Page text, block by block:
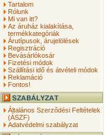
Tartalom
Rólunk
Mi van itt?
Az áruház kialakítása,
termékkategóriák
Árutípusok, árujelölések
Regisztráció
Bevásárlókosár
Fizetési módok
Szállítási idő és átvételi módok
Reklamáció
Fontos!
Általános Szerződési Feltételek
(ÁSZF)
Adatvédelmi szabályzat